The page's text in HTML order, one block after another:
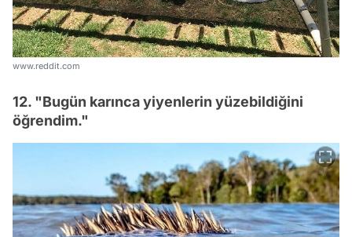
www.reddit.com
12. "Bugün karınca yiyenlerin yüzebildiğini
öğrendim."